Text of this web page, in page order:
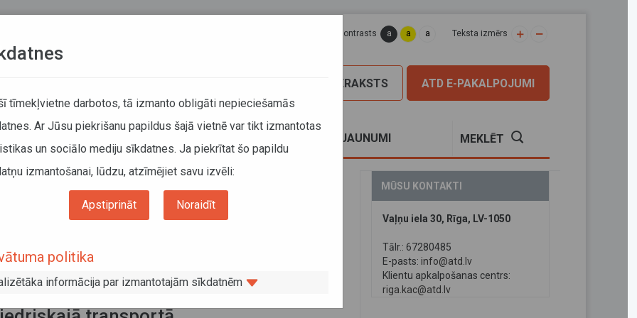
Lapas kontrasts a a a Teksta izmērs
ATD E-PAKALPOJUMI
PIERAKSTS
JAUNUMI MEKLĒT
“Mazs pasažieris, liels risks” autobusa vadītāji tiek aicināti pievērst uzmanību
uz ceļa un sabiedriskajā transportā
“Mazs pasažieris, liels risks”
vadītāji tiek aicināti pievērst
MŪSU KONTAKTI
Vaļņu iela 30, Rīga, LV-1050
Tālr.: 67280485
E-pasts: info@atd.lv
Klientu apkalpošanas centrs:
riga.kac@atd.lv
tīmekļvietne darbotos, tā izmanto obligāti nepieciešamās
Ar Jūsu piekrišanu papildus šajā vietnē var tikt izmantotas
un sociālo mediju sīkdatnes. Ja piekrītat šo papildu
izmantošanai, lūdzu, atzīmējiet savu izvēli:
Apstiprināt Noraidīt
politika
informācija par izmantotajām sīkdatnēm